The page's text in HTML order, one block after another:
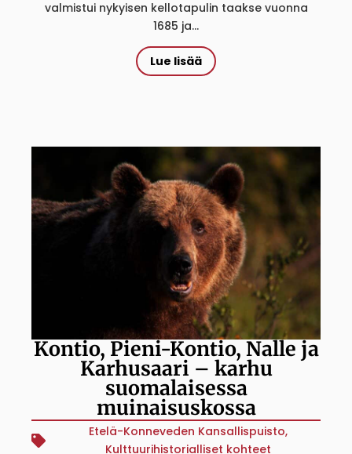
valmistui nykyisen kellotapulin taakse vuonna
1685 ja...
Lue lisää
Kontio, Pieni-Kontio, Nalle ja
Karhusaari – karhu
suomalaisessa
muinaisuskossa
Etelä-Konneveden Kansallispuisto,
Kulttuurihistorialliset kohteet